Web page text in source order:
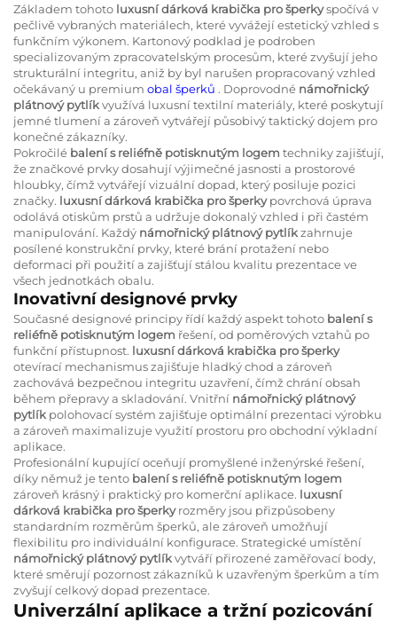
Základem tohoto luxusní dárková krabička pro šperkyspočívá v
pečlivě vybraných materiálech, které vyvážejí estetický vzhled s
funkčním výkonem. Kartonový podklad je podroben
specializovaným zpracovatelským procesům, které zvyšují jeho
strukturální integritu, aniž by byl narušen propracovaný vzhled
očekávaný u premium obal šperků . Doprovodné námořnický
plátnový pytlíkvyužívá luxusní textilní materiály, které poskytují
jemné tlumení a zároveň vytvářejí působivý taktický dojem pro
konečné zákazníky.
Pokročilé balení s reliéfně potisknutým logem techniky zajišťují,
že značkové prvky dosahují výjimečné jasnosti a prostorové
hloubky, čímž vytvářejí vizuální dopad, který posiluje pozici
značky. luxusní dárková krabička pro šperkypovrchová úprava
odolává otiskům prstů a udržuje dokonalý vzhled i při častém
manipulování. Každý námořnický plátnový pytlíkzahrnuje
posílené konstrukční prvky, které brání protažení nebo
deformaci při použití a zajišťují stálou kvalitu prezentace ve
všech jednotkách obalu.
Inovativní designové prvky
Současné designové principy řídí každý aspekt tohoto balení s
reliéfně potisknutým logem řešení, od poměrových vztahů po
funkční přístupnost. luxusní dárková krabička pro šperky
otevírací mechanismus zajišťuje hladký chod a zároveň
zachovává bezpečnou integritu uzavření, čímž chrání obsah
během přepravy a skladování. Vnitřní námořnický plátnový
pytlík polohovací systém zajišťuje optimální prezentaci výrobku
a zároveň maximalizuje využití prostoru pro obchodní výkladní
aplikace.
Profesionální kupující oceňují promyšlené inženýrské řešení,
díky němuž je tento balení s reliéfně potisknutým logem
zároveň krásný i praktický pro komerční aplikace. luxusní
dárková krabička pro šperkyrozměry jsou přizpůsobeny
standardním rozměrům šperků, ale zároveň umožňují
flexibilitu pro individuální konfigurace. Strategické umístění
námořnický plátnový pytlíkvytváří přirozené zaměřovací body,
které směrují pozornost zákazníků k uzavřeným šperkům a tím
zvyšují celkový dopad prezentace.
Univerzální aplikace a tržní pozicování